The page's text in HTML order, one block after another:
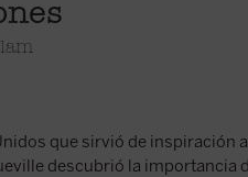
que sirvió de inspiración
descubrió la importancia